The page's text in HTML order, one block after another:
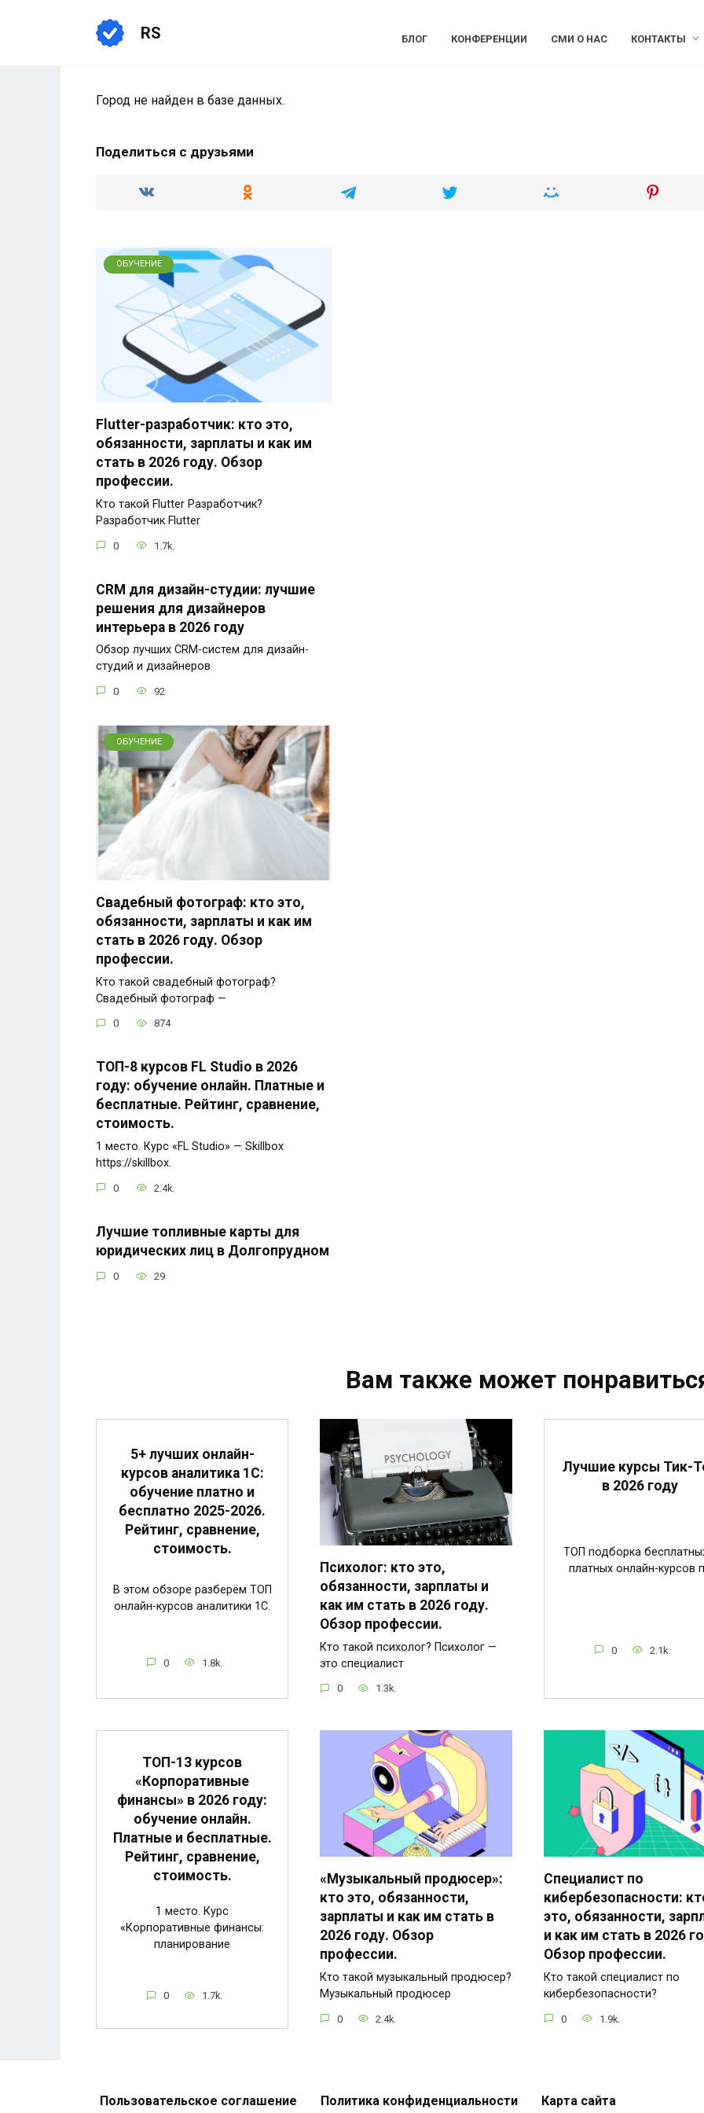
RS БЛОГ КОНФЕРЕНЦИИ СМИ О НАС КОНТАКТЫ
Город не найден в базе данных.
Поделиться с друзьями
ОБУЧЕНИЕ
Flutter-разработчик: кто это,
обязанности, зарплаты и как им
стать в 2026 году. Обзор
профессии.
Кто такой Flutter Разработчик?
Разработчик Flutter
0 1.7k.
CRM для дизайн-студии: лучшие
решения для дизайнеров
интерьера в 2026 году
Обзор лучших CRM-систем для дизайн-
студий и дизайнеров
0 92
ОБУЧЕНИЕ
Свадебный фотограф: кто это,
обязанности, зарплаты и как им
стать в 2026 году. Обзор
профессии.
Кто такой свадебный фотограф?
Свадебный фотограф —
0 874
ТОП-8 курсов FL Studio в 2026
году: обучение онлайн. Платные и
бесплатные. Рейтинг, сравнение,
стоимость.
1 место. Курс «FL Studio» — Skillbox
https://skillbox.
0 2.4k.
Лучшие топливные карты для
юридических лиц в Долгопрудном
0 29
Вам также может
5+ лучших онлайн-
курсов аналитика 1С:
обучение платно и
бесплатно 2025-2026.
Рейтинг, сравнение,
стоимость.
В этом обзоре разберём ТОП
онлайн-курсов аналитики 1С.
0 1.8k.
Психолог: кто это,
обязанности, зарплаты и
как им стать в 2026 году.
Обзор профессии.
Кто такой психолог? Психолог —
это специалист
0 1.3k.
Лучшие курсы Тик-
в 2026 году
ТОП подборка
платных онлайн-курсов
0 2.1k.
ТОП-13 курсов
«Корпоративные
финансы» в 2026 году:
обучение онлайн.
Платные и бесплатные.
Рейтинг, сравнение,
стоимость.
1 место. Курс
«Корпоративные финансы:
планирование
0 1.7k.
«Музыкальный продюсер»:
кто это, обязанности,
зарплаты и как им стать в
2026 году. Обзор
профессии.
Кто такой музыкальный продюсер?
Музыкальный продюсер
0 2.4k.
Специалист по
кибербезопасности:
это, обязанности,
и как им стать в 2026
Обзор профессии.
Кто такой специалист по
кибербезопасности?
0 1.9k.
Пользовательское соглашение Политика конфиденциальности Карта сайта